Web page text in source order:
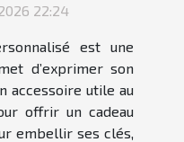
22:24
est une
d’exprimer son
accessoire utile au
offrir un cadeau
embellir ses clés,